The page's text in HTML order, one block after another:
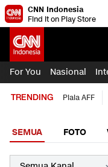
CNN Indonesia
Find it on Play Store
For You Nasional
TRENDING Piala AFF
SEMUA FOTO